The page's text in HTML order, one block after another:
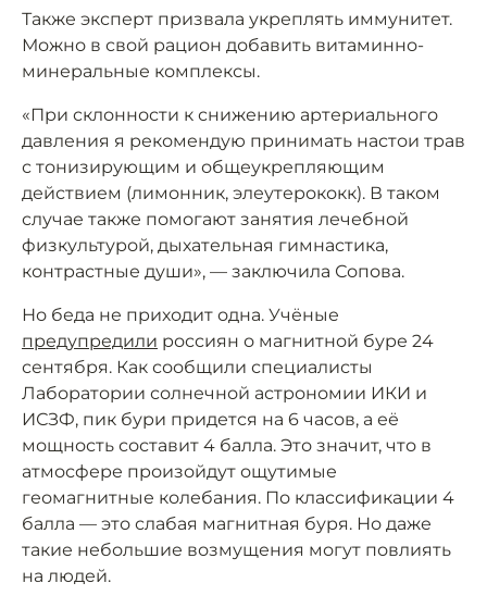
Также эксперт призвала укреплять иммунитет.
Можно в свой рацион добавить витаминно-
минеральные комплексы.
«При склонности к снижению артериального
давления я рекомендую принимать настои трав
с тонизирующим и общеукрепляющим
действием (лимонник, элеутерококк). В таком
случае также помогают занятия лечебной
физкультурой, дыхательная гимнастика,
контрастные души», — заключила Сопова.
Но беда не приходит одна. Учёные
предупредили россиян о магнитной буре 24
сентября. Как сообщили специалисты
Лаборатории солнечной астрономии ИКИ и
ИСЗФ, пик бури придется на 6 часов, а её
мощность составит 4 балла. Это значит, что в
атмосфере произойдут ощутимые
геомагнитные колебания. По классификации 4
балла — это слабая магнитная буря. Но даже
такие небольшие возмущения могут повлиять
на людей.